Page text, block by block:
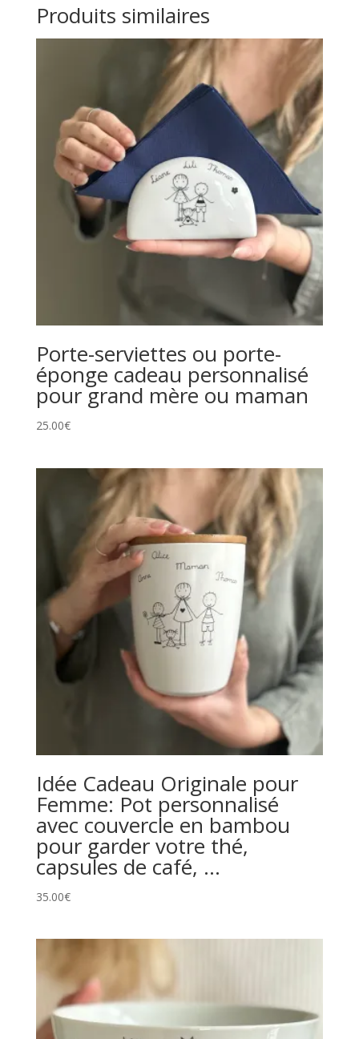
Produits similaires
Porte-serviettes ou porte-
éponge cadeau personnalisé
pour grand mère ou maman
25.00€
Idée Cadeau Originale pour
Femme: Pot personnalisé
avec couvercle en bambou
pour garder votre thé,
capsules de café, …
35.00€